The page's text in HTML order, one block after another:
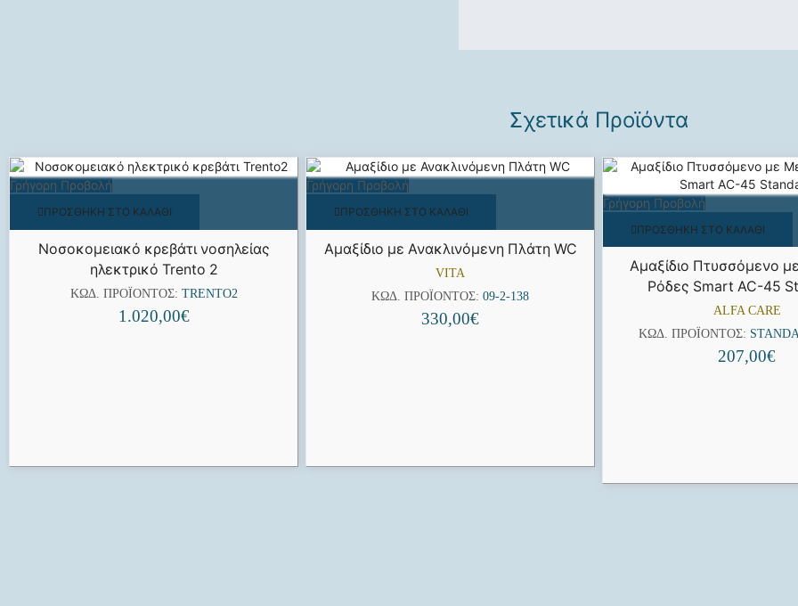
Σχετικά Προϊόντα
Γρήγορη Προβολή
ΠΡΟΣΘΉΚΗ ΣΤΟ ΚΑΛΆΘΙ
Νοσοκομειακό κρεβάτι νοσηλείας
ηλεκτρικό Trento 2
ΚΩΔ. ΠΡΟΪΌΝΤΟΣ: TRENTO2
1.020,00€
Γρήγορη Προβολή
ΠΡΟΣΘΉΚΗ ΣΤΟ ΚΑΛΆΘΙ
Αμαξίδιο με Ανακλινόμενη Πλάτη WC
VITA
ΚΩΔ. ΠΡΟΪΌΝΤΟΣ: 09-2-138
330,00€
Γρήγορη Προβολή
ΠΡΟΣΘΉΚΗ ΣΤΟ ΚΑΛΆΘΙ
Αμαξίδιο Πτυσσόμενο
Ρόδες Smart AC-45
ALFA CARE
ΚΩΔ. ΠΡΟΪΌΝΤΟΣ:
207,00€